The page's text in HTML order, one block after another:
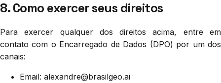
8. Como exercer seus direitos
Para exercer qualquer dos direitos acima, entre em
contato com o Encarregado de Dados (DPO) por um dos
canais:
Email: alexandre@brasilgeo.ai